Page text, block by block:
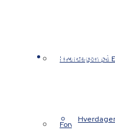
For beboere
Hverdagen på
Forventninger